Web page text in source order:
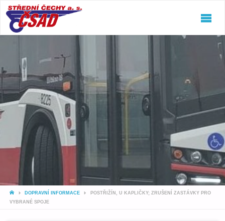
HOMEDOPRAVNÍ INFORMACE
POSTŘIŽÍN, U KAPLIČKY; ZRUŠENÍ ZASTÁVKY PRO
VYBRANÉ SPOJE